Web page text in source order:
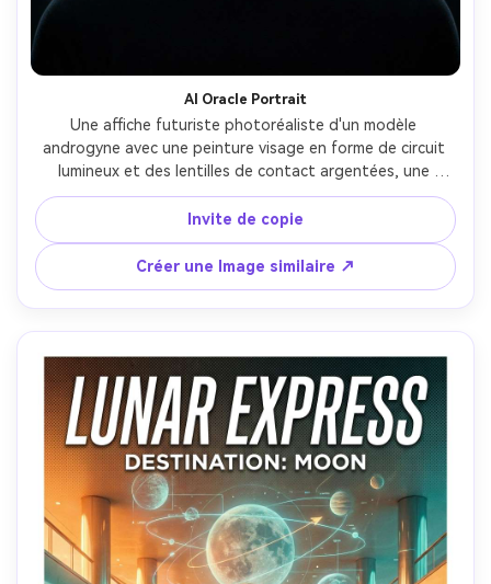
AI Oracle Portrait
Une affiche futuriste photoréaliste d'un modèle
androgyne avec une peinture visage en forme de circuit
lumineux et des lentilles de contact argentées, une
composition symétrique centrée, des éléments
d'interface utilisateur holographiques flottants autour de
la tête, une typographie minimaliste de science-fiction
lisant "ORACLE" en mince sans serif, fond sombre avec
des faisceaux de lumière volumétriques doux,
stroboscope studio avec des reflets contrôlés, prise sur
Canon EOS R5, 85mm f/1.4, pores et ombres ultra-
réalistes, esthétique de conception d'affiche premium-AR
4:5
Invite de copie
Créer une Image similaire ↗